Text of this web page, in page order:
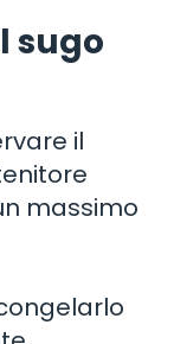
sugo
il
massimo